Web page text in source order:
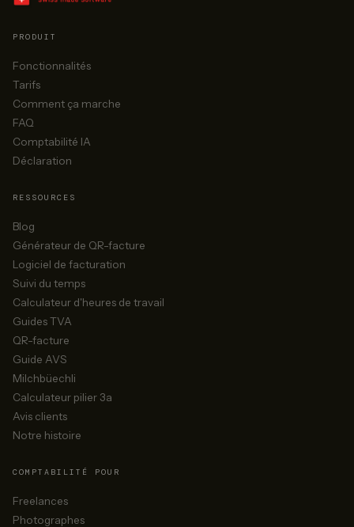
PRODUIT
Fonctionnalités
Tarifs
Comment ça marche
FAQ
Comptabilité IA
Déclaration
RESSOURCES
Blog
Générateur de QR-facture
Logiciel de facturation
Suivi du temps
Calculateur d'heures de travail
Guides TVA
QR-facture
Guide AVS
Milchbüechli
Calculateur pilier 3a
Avis clients
Notre histoire
COMPTABILITÉ POUR
Freelances
Photographes